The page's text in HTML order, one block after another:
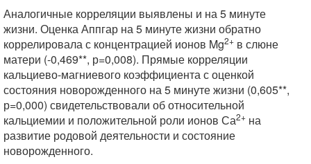
Аналогичные корреляции выявлены и на 5 минуте
жизни. Оценка Аппгар на 5 минуте жизни обратно
коррелировала с концентрацией ионов Mg2+ в слюне
матери (-0,469**, р=0,008). Прямые корреляции
кальциево-магниевого коэффициента с оценкой
состояния новорожденного на 5 минуте жизни (0,605**,
р=0,000) свидетельствовали об относительной
кальциемии и положительной роли ионов Са2+ на
развитие родовой деятельности и состояние
новорожденного.